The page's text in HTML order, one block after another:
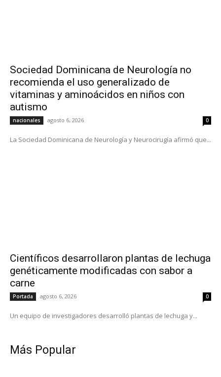
Sociedad Dominicana de Neurología no
recomienda el uso generalizado de
vitaminas y aminoácidos en niños con
autismo
nacionales agosto 6, 2026 0
La Sociedad Dominicana de Neurología y Neurocirugía afirmó que...
Científicos desarrollaron plantas de lechuga
genéticamente modificadas con sabor a
carne
Portada agosto 6, 2026 0
Un equipo de investigadores desarrolló plantas de lechuga y...
Más Popular